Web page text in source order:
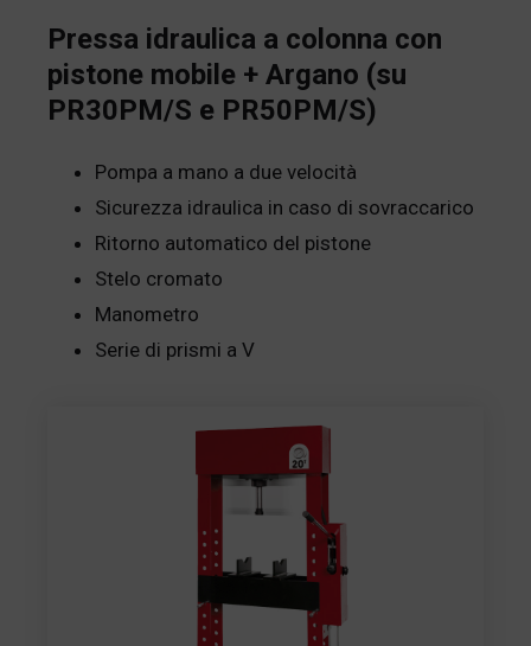
Pressa idraulica a colonna con
pistone mobile + Argano (su
PR30PM/S e PR50PM/S)
Pompa a mano a due velocità
Sicurezza idraulica in caso di sovraccarico
Ritorno automatico del pistone
Stelo cromato
Manometro
Serie di prismi a V